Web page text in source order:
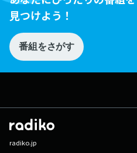
見つけよう！
番組をさがす
radiko.jp